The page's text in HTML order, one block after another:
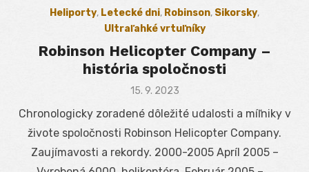
Heliporty, Letecké dni, Robinson, Sikorsky,
Ultraľahké vrtuľníky
Robinson Helicopter Company –
história spoločnosti
Posted
15. 9. 2023
Chronologicky zoradené dôležité udalosti a míľniky v
živote spoločnosti Robinson Helicopter Company.
Zaujímavosti a rekordy. 2000-2005 Apríl 2005 –